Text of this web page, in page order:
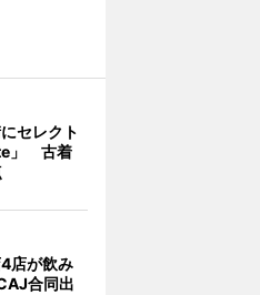
セレクト
」 古着
店が飲み
合同出